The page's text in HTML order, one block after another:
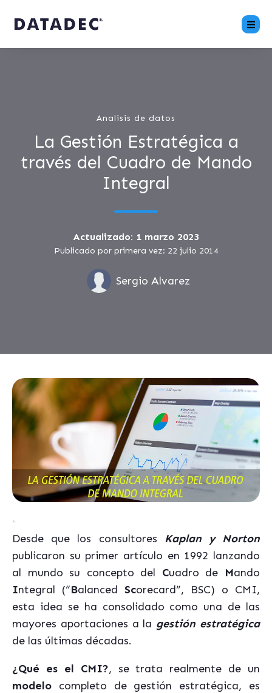
Analisis de datos
La Gestión Estratégica a
través del Cuadro de Mando
Integral
Actualizado: 1 marzo 2023
Publicado por primera vez: 22 julio 2014
Sergio Alvarez
*
Desde que los consultores Kaplan y Norton
publicaron su primer artículo en 1992 lanzando
al mundo su concepto del Cuadro de Mando
Integral (“Balanced Scorecard”, BSC) o CMI,
esta idea se ha consolidado como una de las
mayores aportaciones a la gestión estratégica
de las últimas décadas.
¿Qué es el CMI?, se trata realmente de un
modelo completo de gestión estratégica, es